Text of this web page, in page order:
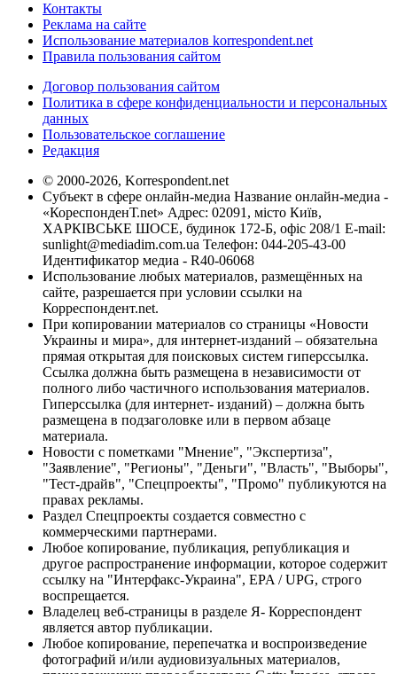
Контакты
Реклама на сайте
Использование материалов korrespondent.net
Правила пользования сайтом
Договор пользования сайтом
Политика в сфере конфиденциальности и персональных
данных
Пользовательское соглашение
Редакция
© 2000-2026, Korrespondent.net
Субъект в сфере онлайн-медиа Название онлайн-медиа -
«КореспонденТ.net» Адрес: 02091, місто Київ,
ХАРКІВСЬКЕ ШОСЕ, будинок 172-Б, офіс 208/1 E-mail:
sunlight@mediadim.com.ua Телефон: 044-205-43-00
Идентификатор медиа - R40-06068
Использование любых материалов, размещённых на
сайте, разрешается при условии ссылки на
Корреспондент.net.
При копировании материалов со страницы «Новости
Украины и мира», для интернет-изданий – обязательна
прямая открытая для поисковых систем гиперссылка.
Ссылка должна быть размещена в независимости от
полного либо частичного использования материалов.
Гиперссылка (для интернет- изданий) – должна быть
размещена в подзаголовке или в первом абзаце
материала.
Новости с пометками "Мнение", "Экспертиза",
"Заявление", "Регионы", "Деньги", "Власть", "Выборы",
"Тест-драйв", "Спецпроекты", "Промо" публикуются на
правах рекламы.
Раздел Спецпроекты создается совместно с
коммерческими партнерами.
Любое копирование, публикация, републикация и
другое распространение информации, которое содержит
ссылку на "Интерфакс-Украина", EPA / UPG, строго
воспрещается.
Владелец веб-страницы в разделе Я- Корреспондент
является автор публикации.
Любое копирование, перепечатка и воспроизведение
фотографий и/или аудиовизуальных материалов,